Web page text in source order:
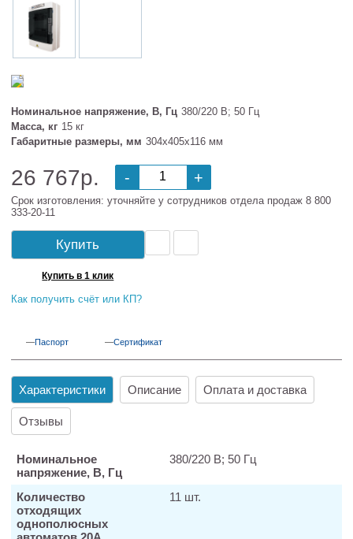
Номинальное напряжение, В, Гц 380/220 В; 50 Гц
Масса, кг 15 кг
Габаритные размеры, мм 304х405х116 мм
26 767р. - +
Срок изготовления: уточняйте у сотрудников отдела продаж 8 800
333-20-11
Купить
Купить в 1 клик
Как получить счёт или КП?
Паспорт Сертификат
Характеристики Описание Оплата и доставка
Отзывы
Номинальное
напряжение, В, Гц
380/220 В; 50 Гц
Количество
отходящих
однополюсных
11 шт.